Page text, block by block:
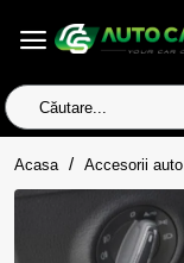
Căutare...
Acasa homeAccesorii